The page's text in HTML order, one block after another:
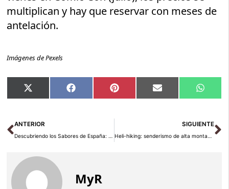
multiplican y hay que reservar con meses de
antelación.
Imágenes de Pexels
Compartir
en
X
(Twitter)
Compartir
en
Facebook Compartir
en
Pinterest Compartir
en
Email
en
Ant
ANTERIOR
Descubriendo los Sabores de España: Un Viaje de Tradición y Modernidad
SIGUIENTE
Heli-hiking: senderismo de alta montaña en helicóptero
MyR